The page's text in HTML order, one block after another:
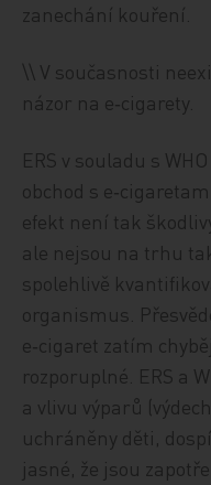
zanechání kouření.
\\ V současnosti
názor na e‑cigarety.
ERS v souladu s
obchod s
efekt není tak
ale nejsou na trhu
spolehlivě
organismus.
e‑cigaret zatím
rozporuplné. ERS a
a vlivu výparů
uchráněny děti,
jasné, že jsou